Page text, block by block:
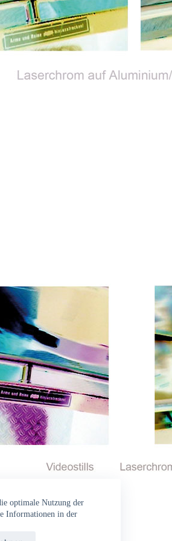
optimale Nutzung der
Informationen in der